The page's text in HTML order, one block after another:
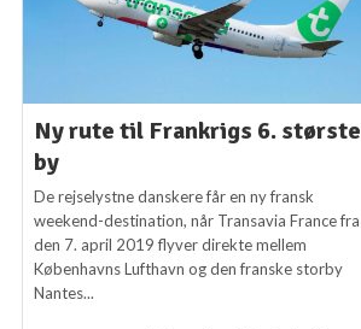
Ny rute til Frankrigs 6. største
by
De rejselystne danskere får en ny fransk
weekend-destination, når Transavia France fra
den 7. april 2019 flyver direkte mellem
Københavns Lufthavn og den franske storby
Nantes...